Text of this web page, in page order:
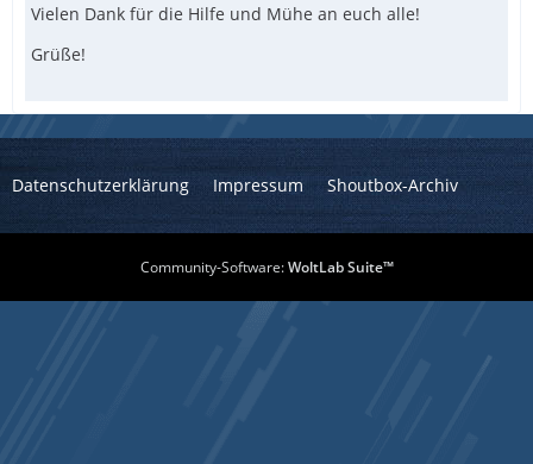
Vielen Dank für die Hilfe und Mühe an euch alle!
Grüße!
Datenschutzerklärung Impressum Shoutbox-Archiv
Community-Software:WoltLab Suite™